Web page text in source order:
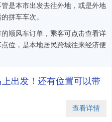
是本市出发去往外地，或是外地
拼车车次。
顺风车订单，乘客可点击查看详
位，是本地居民跨城往来经济便
出发！还有位置可以带
查看详情